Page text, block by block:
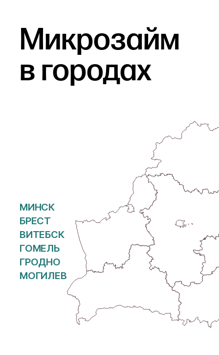
Микрозайм
в городах
МИНСК
БРЕСТ
ВИТЕБСК
ГОМЕЛЬ
ГРОДНО
МОГИЛЕВ